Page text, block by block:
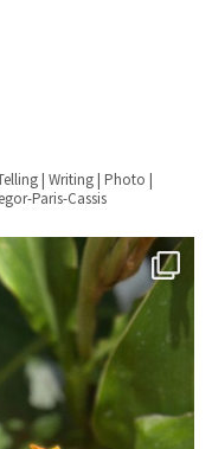
| Writing | Photo |
Paris-Cassis